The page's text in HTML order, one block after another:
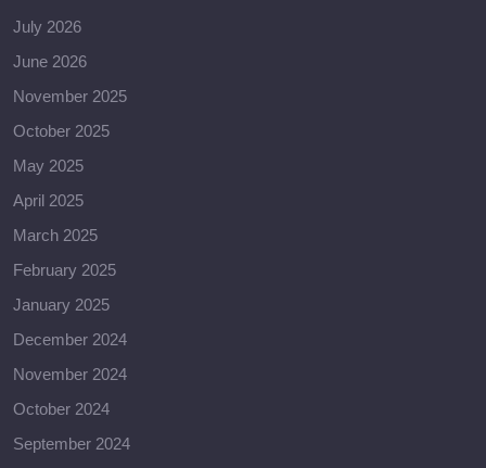
July 2026
June 2026
November 2025
October 2025
May 2025
April 2025
March 2025
February 2025
January 2025
December 2024
November 2024
October 2024
September 2024